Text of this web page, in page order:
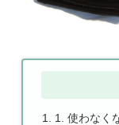
1. 使わなく